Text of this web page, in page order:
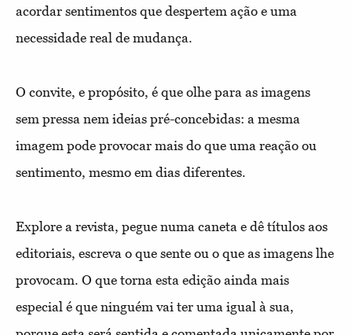
acordar sentimentos que despertem ação e uma
necessidade real de mudança.
O convite, e propósito, é que olhe para as imagens
sem pressa nem ideias pré-concebidas: a mesma
imagem pode provocar mais do que uma reação ou
sentimento, mesmo em dias diferentes.
Explore a revista, pegue numa caneta e dê títulos aos
editoriais, escreva o que sente ou o que as imagens lhe
provocam. O que torna esta edição ainda mais
especial é que ninguém vai ter uma igual à sua,